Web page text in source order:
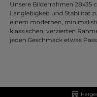
Unsere Bilderrahmen 28x35
Langlebigkeit und Stabilität
einem modernen,
klassischen, verzierten
jeden Geschmack etwas